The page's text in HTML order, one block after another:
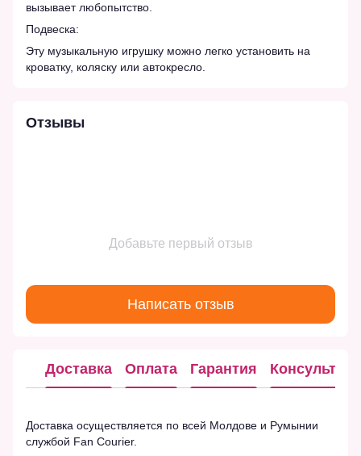
вызывает любопытство.
Подвеска:
Эту музыкальную игрушку можно легко установить на
кроватку, коляску или автокресло.
Отзывы
Добавьте первый отзыв
Написать отзыв
Доставка Оплата Гарантия
Доставка осуществляется по всей Молдове и Румынии
службой Fan Courier.